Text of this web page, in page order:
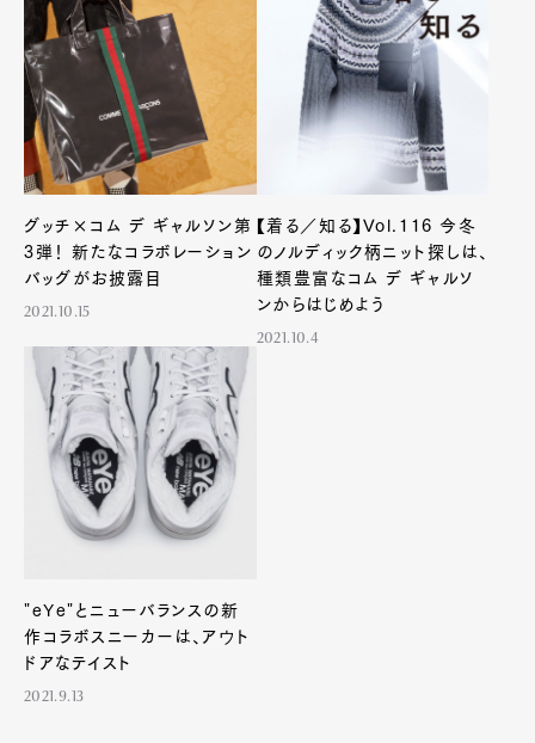
グッチ×コム デ ギャルソン第
3弾！ 新たなコラボレーション
バッグがお披露目
2021.10.15
【着る／知る】Vol.116 今冬
のノルディック柄ニット探しは、
種類豊富なコム デ ギャルソ
ンからはじめよう
2021.10.4
"eYe"とニューバランスの新
作コラボスニーカーは、アウト
ドアなテイスト
2021.9.13